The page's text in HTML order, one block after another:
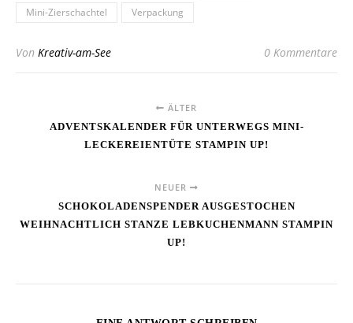
Mini-Zierschachtel
Verpackung
Von Kreativ-am-See 0 Kommentare
ÄLTER
ADVENTSKALENDER FÜR UNTERWEGS MINI-
LECKEREIENTÜTE STAMPIN UP!
NEUER
SCHOKOLADENSPENDER AUSGESTOCHEN
WEIHNACHTLICH STANZE LEBKUCHENMANN STAMPIN
UP!